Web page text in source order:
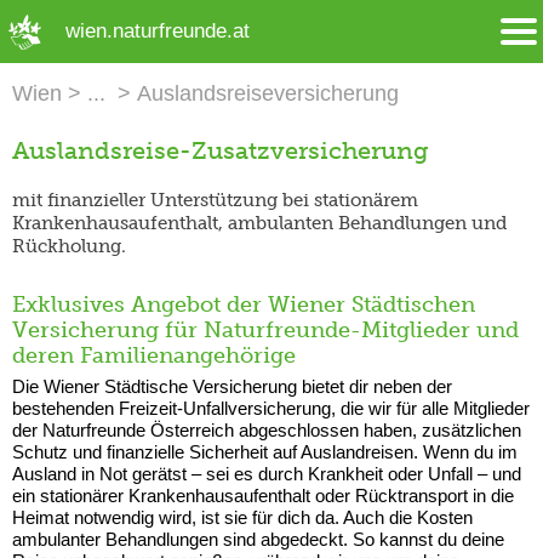
wien.naturfreunde.at
Wien Auslandsreiseversicherung
Auslandsreise-Zusatzversicherung
mit finanzieller Unterstützung bei stationärem
Krankenhausaufenthalt, ambulanten Behandlungen und
Rückholung.
Exklusives Angebot der Wiener Städtischen
Versicherung für Naturfreunde-Mitglieder und
deren Familienangehörige
Die Wiener Städtische Versicherung bietet dir neben der
bestehenden Freizeit-Unfallversicherung, die wir für alle Mitglieder
der Naturfreunde Österreich abgeschlossen haben, zusätzlichen
Schutz und finanzielle Sicherheit auf Auslandreisen. Wenn du im
Ausland in Not gerätst – sei es durch Krankheit oder Unfall – und
ein stationärer Krankenhausaufenthalt oder Rücktransport in die
Heimat notwendig wird, ist sie für dich da. Auch die Kosten
ambulanter Behandlungen sind abgedeckt. So kannst du deine